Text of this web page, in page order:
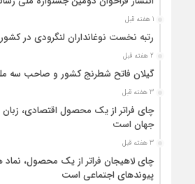
1 هفته قبل
رتبه نخست نوغانداران لنگرودی در کشور
2 هفته قبل
گیلان فاتح شطرنج کشور و صاحب سه
3 هفته قبل
چای فراتر از یک محصول اقتصادی،
جهان است
3 هفته قبل
چای لاهیجان فراتر از یک محصول،
پیوندهای اجتماعی است